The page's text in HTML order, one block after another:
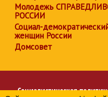
Молодежь
РОССИИ
Социал-
женщин России
Домсовет
Социалистическая